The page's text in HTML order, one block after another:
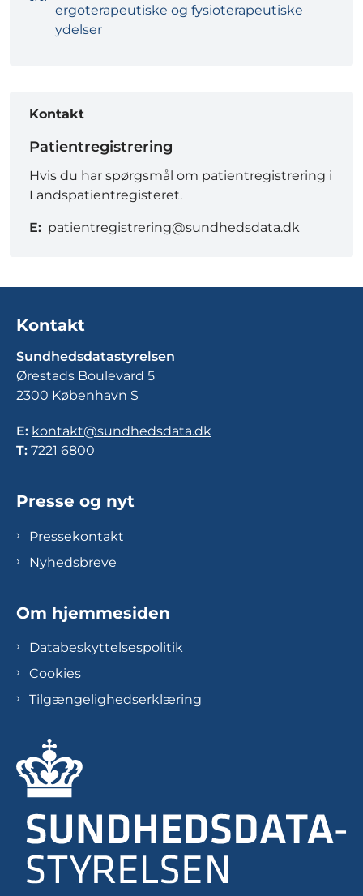
ergoterapeutiske og fysioterapeutiske
ydelser
Kontakt
Patientregistrering
Hvis du har spørgsmål om patientregistrering i
Landspatientregisteret.
E: patientregistrering@sundhedsdata.dk
Kontakt
Sundhedsdatastyrelsen
Ørestads Boulevard 5
2300 København S
E: kontakt@sundhedsdata.dk
T: 7221 6800
Presse og nyt
Pressekontakt
Nyhedsbreve
Om hjemmesiden
Databeskyttelsespolitik
Cookies
Tilgængelighedserklæring